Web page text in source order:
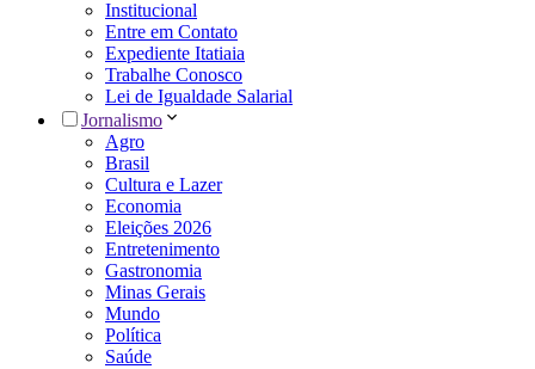
Institucional
Entre em Contato
Expediente Itatiaia
Trabalhe Conosco
Lei de Igualdade Salarial
Jornalismo
Agro
Brasil
Cultura e Lazer
Economia
Eleições 2026
Entretenimento
Gastronomia
Minas Gerais
Mundo
Política
Saúde